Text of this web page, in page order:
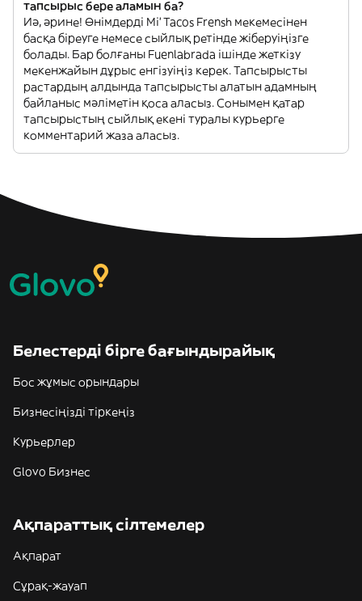
тапсырыс бере аламын ба?
Иә, әрине! Өнімдерді Mi' Tacos Frensh мекемесінен
басқа біреуге немесе сыйлық ретінде жіберуіңізге
болады. Бар болғаны Fuenlabrada ішінде жеткізу
мекенжайын дұрыс енгізуіңіз керек. Тапсырысты
растардың алдында тапсырысты алатын адамның
байланыс мәліметін қоса аласыз. Сонымен қатар
тапсырыстың сыйлық екені туралы курьерге
комментарий жаза аласыз.
Белестерді бірге бағындырайық
Бос жұмыс орындары
Бизнесіңізді тіркеңіз
Курьерлер
Glovo Бизнес
Ақпараттық сілтемелер
Ақпарат
Сұрақ-жауап